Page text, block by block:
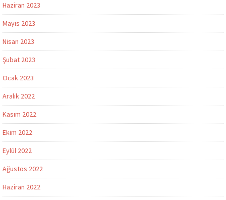
Haziran 2023
Mayıs 2023
Nisan 2023
Şubat 2023
Ocak 2023
Aralık 2022
Kasım 2022
Ekim 2022
Eylül 2022
Ağustos 2022
Haziran 2022